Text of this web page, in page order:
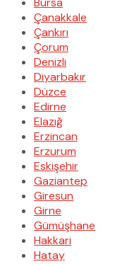
Çanakkale
Çankırı
Çorum
Denizli
Diyarbakır
Düzce
Edirne
Elazığ
Erzincan
Erzurum
Eskişehir
Gaziantep
Giresun
Girne
Gümüşhane
Hakkari
Hatay